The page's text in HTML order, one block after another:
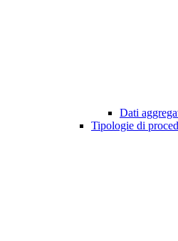
Dati
Tipologie di